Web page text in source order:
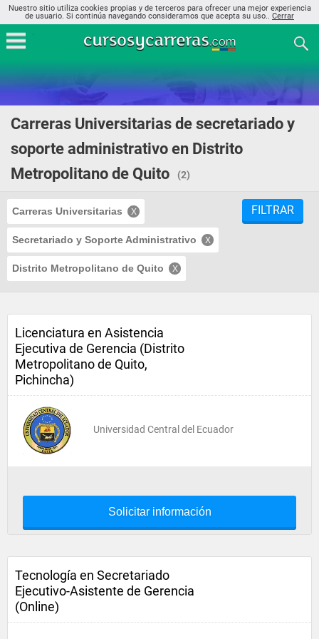
Nuestro sitio utiliza cookies propias y de terceros para ofrecer una mejor experiencia
de usuario. Si continúa navegando consideramos que acepta su uso.. Cerrar
Carreras Universitarias de secretariado y
soporte administrativo en Distrito
Metropolitano de Quito
(2)
Carreras Universitarias
Secretariado y Soporte Administrativo
Distrito Metropolitano de Quito
FILTRAR
Licenciatura en Asistencia
Ejecutiva de Gerencia (Distrito
Metropolitano de Quito,
Pichincha)
Universidad Central del Ecuador
Solicitar información
Tecnología en Secretariado
Ejecutivo-Asistente de Gerencia
(Online)